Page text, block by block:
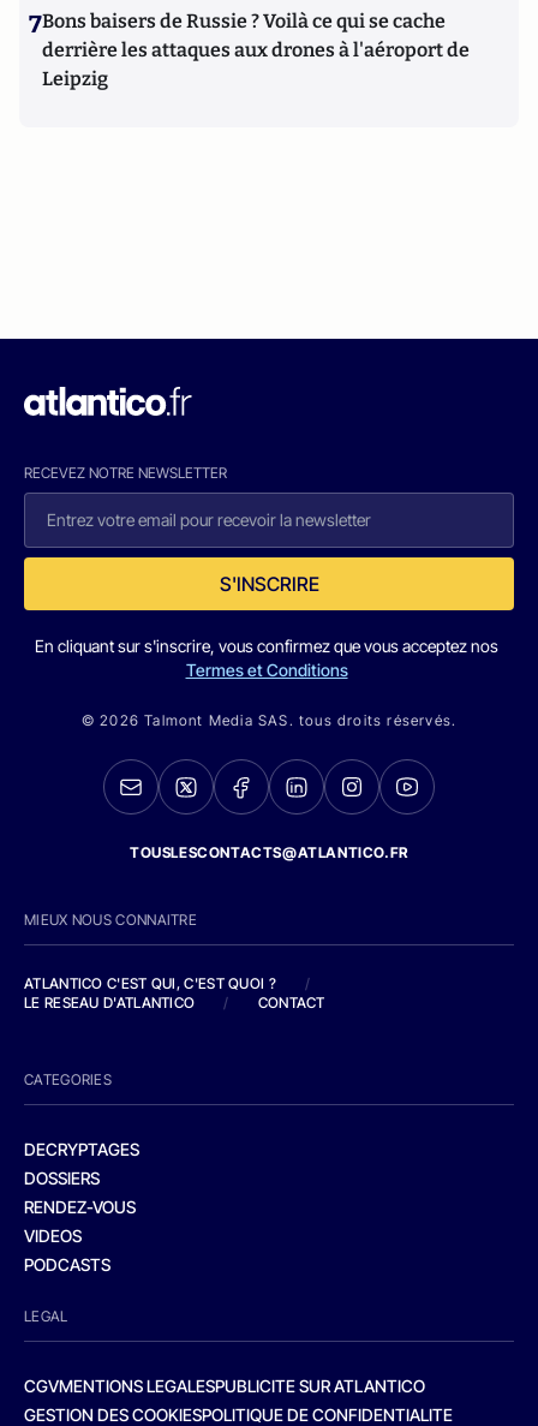
7Bons baisers de Russie ? Voilà ce qui se cache
derrière les attaques aux drones à l'aéroport de
Leipzig
RECEVEZ NOTRE NEWSLETTER
S'INSCRIRE
En cliquant sur s'inscrire, vous confirmez que vous acceptez nos
Termes et Conditions
© 2026 Talmont Media SAS. tous droits réservés.
TOUSLESCONTACTS@ATLANTICO.FR
MIEUX NOUS CONNAITRE
ATLANTICO C'EST QUI, C'EST QUOI ?
/
LE RESEAU D'ATLANTICO
/ CONTACT
CATEGORIES
DECRYPTAGES
DOSSIERS
RENDEZ-VOUS
VIDEOS
PODCASTS
LEGAL
CGVMENTIONS LEGALESPUBLICITE SUR ATLANTICO
GESTION DES COOKIESPOLITIQUE DE CONFIDENTIALITE